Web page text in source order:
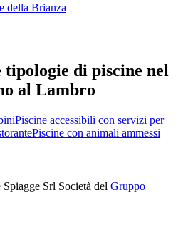
della Brianza
tipologie di piscine nel
al Lambro
Piscine accessibili con servizi per
Piscine con animali ammessi
Srl Società del Gruppo